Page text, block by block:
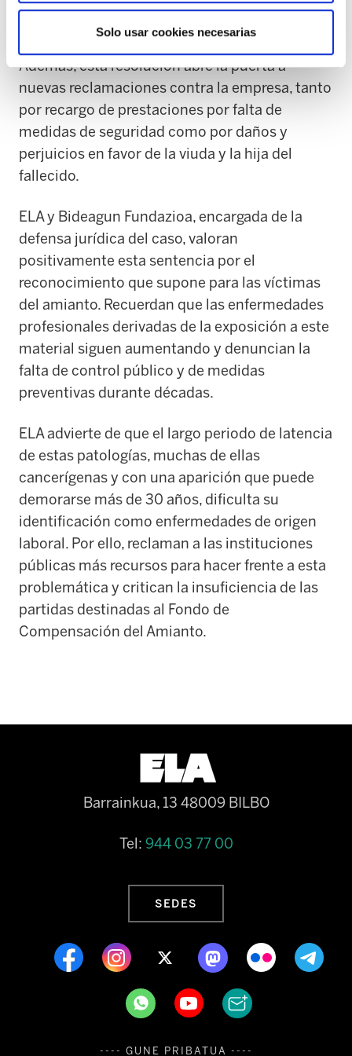
Solo usar cookies necesarias
Además, esta resolución abre la puerta a
nuevas reclamaciones contra la empresa, tanto
por recargo de prestaciones por falta de
medidas de seguridad como por daños y
perjuicios en favor de la viuda y la hija del
fallecido.
ELA y Bideagun Fundazioa, encargada de la
defensa jurídica del caso, valoran
positivamente esta sentencia por el
reconocimiento que supone para las víctimas
del amianto. Recuerdan que las enfermedades
profesionales derivadas de la exposición a este
material siguen aumentando y denuncian la
falta de control público y de medidas
preventivas durante décadas.
ELA advierte de que el largo periodo de latencia
de estas patologías, muchas de ellas
cancerígenas y con una aparición que puede
demorarse más de 30 años, dificulta su
identificación como enfermedades de origen
laboral. Por ello, reclaman a las instituciones
públicas más recursos para hacer frente a esta
problemática y critican la insuficiencia de las
partidas destinadas al Fondo de
Compensación del Amianto.
Barrainkua, 13 48009 BILBO
Tel: 944 03 77 00
SEDES
---- GUNE PRIBATUA ----